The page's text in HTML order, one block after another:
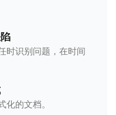
时识别问题，在时间
的文档。